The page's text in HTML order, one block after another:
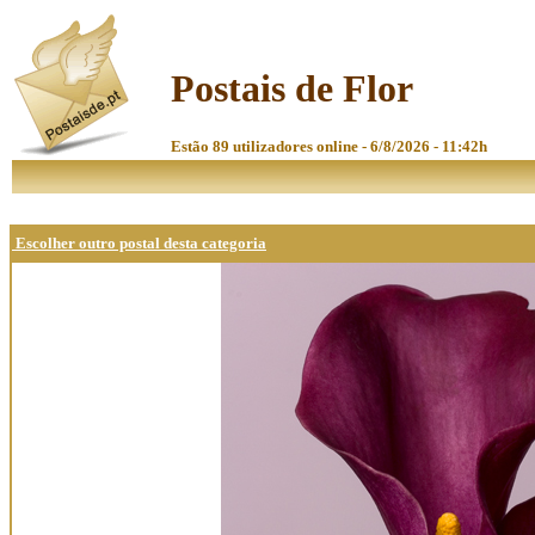
Postais de Flor
Estão 89 utilizadores online - 6/8/2026 - 11:42h
Escolher outro postal desta categoria